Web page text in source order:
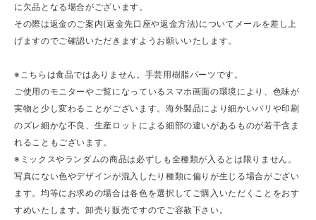
に欠品となる場合がございます。
その際は返金のご案内(返金先口座や返金方法)についてメールを差し上
げますのでご確認いただきますようお願いいたします。
※こちらは食品ではありません。手芸用樹脂パーツです。
ご使用のモニターやご覧になっているスマホ画面の環境により、色味が
実物と少し変わることがございます。海外製品により細かいバリや印刷
のズレ細かな不良、生産ロットによる細部の違いがあるものが若干含ま
れることもございます。
※ミックスやランダムの商品は必ずしも全種類が入るとは限りません。
写真にない色やデザインが混入したり種類に偏りが生じる場合がござい
ます。均等にお求めの場合は各色を選択してご購入いただくことをおす
すめいたします。卸売り販売ですのでご容赦下さい。